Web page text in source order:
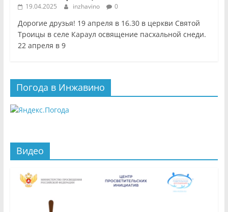
19.04.2025 inzhavino 0
Дорогие друзья! 19 апреля в 16.30 в церкви Святой
Троицы в селе Караул освящение пасхальной снеди.
22 апреля в 9
Погода в Инжавино
Видео